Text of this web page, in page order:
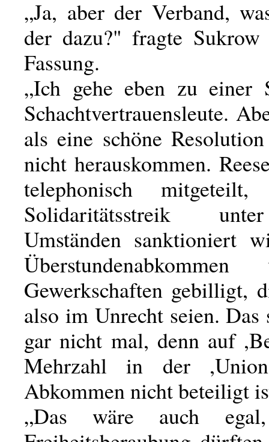
„Ja, aber der Verband,
der dazu?" fragte Sukrow
Fassung.
„Ich gehe eben zu einer
Schachtvertrauensleute.
als eine schöne
nicht herauskommen.
telephonisch
Solidaritätsstreik
Umständen sanktioniert
Gewerkschaften gebilligt,
also im Unrecht seien. Das
gar nicht mal, denn auf
Mehrzahl in der
Abkommen nicht beteiligt
„Das wäre auch